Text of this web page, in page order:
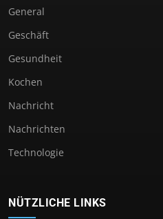
General
Geschäft
Gesundheit
Kochen
Nachricht
Nachrichten
Technologie
NÜTZLICHE LINKS